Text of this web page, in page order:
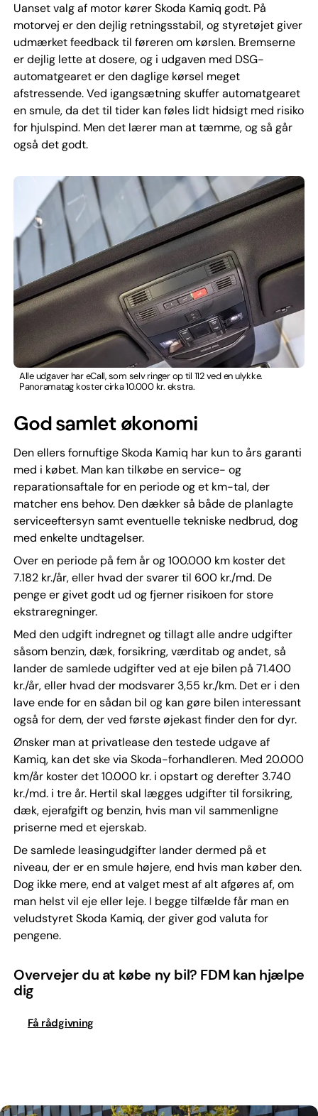
Uanset valg af motor kører Skoda Kamiq godt. På
motorvej er den dejlig retningsstabil, og styretøjet giver
udmærket feedback til føreren om kørslen. Bremserne
er dejlig lette at dosere, og i udgaven med DSG-
automatgearet er den daglige kørsel meget
afstressende. Ved igangsætning skuffer automatgearet
en smule, da det til tider kan føles lidt hidsigt med risiko
for hjulspind. Men det lærer man at tæmme, og så går
også det godt.
Alle udgaver har eCall, som selv ringer op til 112 ved en ulykke.
Panoramatag koster cirka 10.000 kr. ekstra.
God samlet økonomi
Den ellers fornuftige Skoda Kamiq har kun to års garanti
med i købet. Man kan tilkøbe en service- og
reparationsaftale for en periode og et km-tal, der
matcher ens behov. Den dækker så både de planlagte
serviceeftersyn samt eventuelle tekniske nedbrud, dog
med enkelte undtagelser.
Over en periode på fem år og 100.000 km koster det
7.182 kr./år, eller hvad der svarer til 600 kr./md. De
penge er givet godt ud og fjerner risikoen for store
ekstraregninger.
Med den udgift indregnet og tillagt alle andre udgifter
såsom benzin, dæk, forsikring, værditab og andet, så
lander de samlede udgifter ved at eje bilen på 71.400
kr./år, eller hvad der modsvarer 3,55 kr./km. Det er i den
lave ende for en sådan bil og kan gøre bilen interessant
også for dem, der ved første øjekast finder den for dyr.
Ønsker man at privatlease den testede udgave af
Kamiq, kan det ske via Skoda-forhandleren. Med 20.000
km/år koster det 10.000 kr. i opstart og derefter 3.740
kr./md. i tre år. Hertil skal lægges udgifter til forsikring,
dæk, ejerafgift og benzin, hvis man vil sammenligne
priserne med et ejerskab.
De samlede leasingudgifter lander dermed på et
niveau, der er en smule højere, end hvis man køber den.
Dog ikke mere, end at valget mest af alt afgøres af, om
man helst vil eje eller leje. I begge tilfælde får man en
veludstyret Skoda Kamiq, der giver god valuta for
pengene.
Overvejer du at købe ny bil? FDM kan hjælpe
dig
Få rådgivning